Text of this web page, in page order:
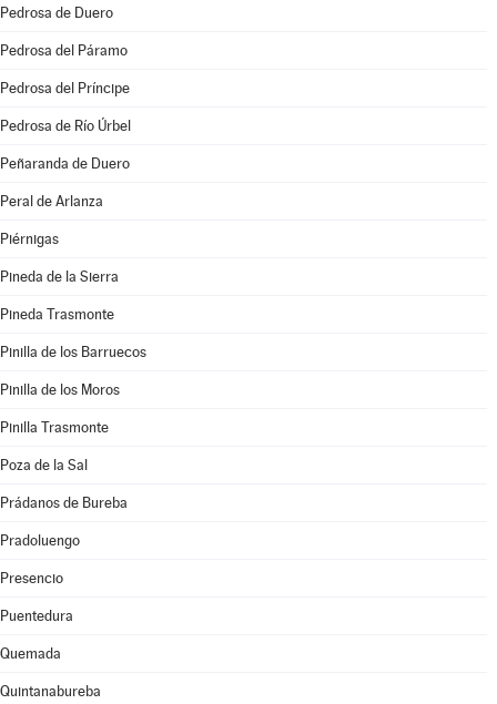
Pedrosa de Duero
Pedrosa del Páramo
Pedrosa del Príncipe
Pedrosa de Río Úrbel
Peñaranda de Duero
Peral de Arlanza
Piérnigas
Pineda de la Sierra
Pineda Trasmonte
Pinilla de los Barruecos
Pinilla de los Moros
Pinilla Trasmonte
Poza de la Sal
Prádanos de Bureba
Pradoluengo
Presencio
Puentedura
Quemada
Quintanabureba